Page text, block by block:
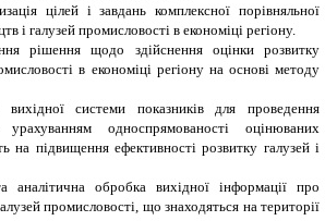
цілей і завдань комплексної порівняльної
і галузей промисловості в економіці регіону.
рішення щодо здійснення оцінки розвитку
в економіці регіону на основі методу
системи показників для проведення
односпрямованості оцінюваних
на підвищення ефективності розвитку галузей і
обробка вихідної інформації про
промисловості, що знаходяться на території